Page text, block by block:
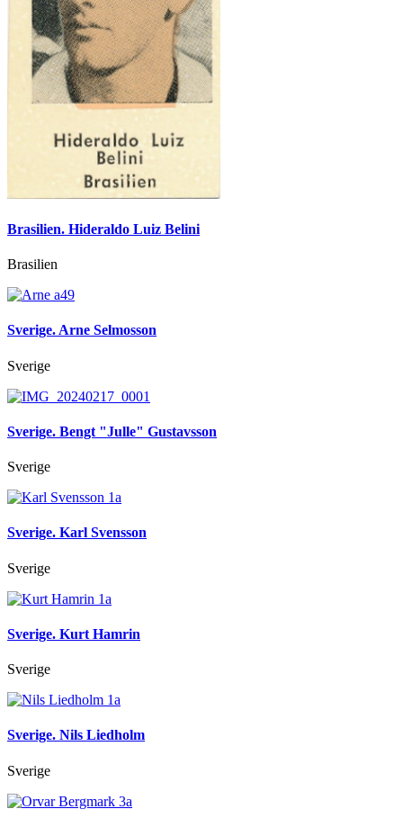
Brasilien. Hideraldo Luiz Belini
Brasilien
Sverige. Arne Selmosson
Sverige
Sverige. Bengt "Julle" Gustavsson
Sverige
Sverige. Karl Svensson
Sverige
Sverige. Kurt Hamrin
Sverige
Sverige. Nils Liedholm
Sverige